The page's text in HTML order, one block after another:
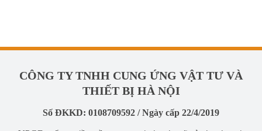
CÔNG TY TNHH CUNG ỨNG VẬT TƯ VÀ
THIẾT BỊ HÀ NỘI
Số ĐKKD: 0108709592 / Ngày cấp 22/4/2019